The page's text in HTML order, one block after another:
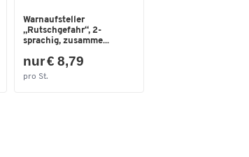
Warnaufsteller
„Rutschgefahr“, 2-
sprachig, zusamme...
nur € 8,79
pro St.